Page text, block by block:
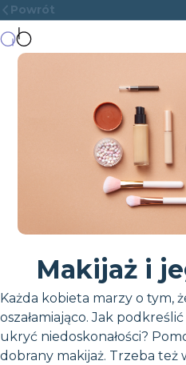
Powrót
Makijaż i
Każda kobieta marzy o tym,
oszałamiająco. Jak
ukryć niedoskonałości?
dobrany makijaż. Trzeba też